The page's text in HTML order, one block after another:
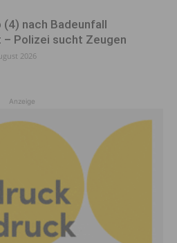
(4) nach Badeunfall
– Polizei sucht Zeugen
2026
Anzeige